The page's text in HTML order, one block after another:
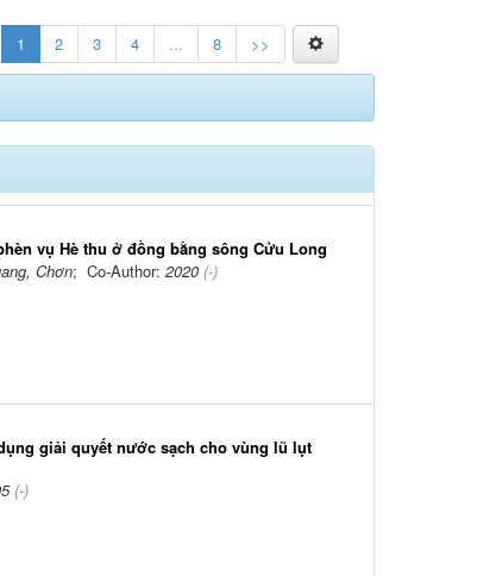
1 2 3 4 ... 8 >>
vụ Hè thu ở đồng bằng sông Cửu Long
Chơn; Co-Author: 2020(-)
giải quyết nước sạch cho vùng lũ lụt
(-)